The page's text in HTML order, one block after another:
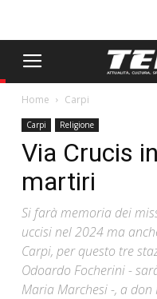
Home Carpi
Carpi Religione
Via Crucis
martiri
Si farà memoria dei
uccisi nel 2024 ma
Carpi, per questo tre
Odoardo Focherini -
Maria Marchesi -, a don